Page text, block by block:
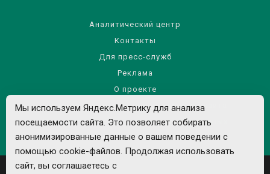
Аналитический центр
Контакты
Для пресс-служб
Реклама
О проекте
Правила использования материалов сайта
Политика обработки персональных данных
Мы используем Яндекс.Метрику для анализа
посещаемости сайта. Это позволяет собирать
анонимизированные данные о вашем поведении с
помощью cookie-файлов. Продолжая использовать
сайт, вы соглашаетесь с